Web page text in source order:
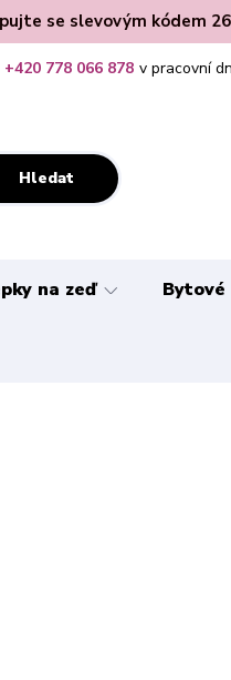
se slevovým kódem
Hledat
+420 778 066 878 v pracovní
na zeď